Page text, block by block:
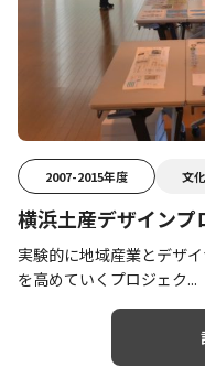
2007-2015年度 文
横浜土産デザインプ
実験的に地域産業とデザ
を高めていくプロジェク...